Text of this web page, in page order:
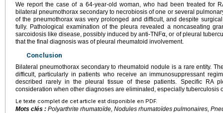
We report the case of a 64-year-old woman, who had been treated for
bilateral pneumothorax secondary to necrobiosis of one or several
of the pneumothorax was very prolonged and difficult, and despite
fully. Pathological examination of the pleura revealed a noncaseating
sarcoidosis like disease, possibly induced by anti-TNF⍺, or of pleural
that the final diagnosis was of pleural rheumatoid involvement.
Conclusion
Bilateral pneumothorax secondary to rheumatoid nodule is a rare entity.
difficult, particularly in patients who receive an immunosuppressant
described rarely in the pleural tissue of these patients. Specific RA
consideration when other diagnoses are eliminated, especially tuberculosis
Le texte complet de cet article est disponible en PDF.
Mots clés : Polyarthrite rhumatoïde, Nodules rhumatoïdes pulmonaires,